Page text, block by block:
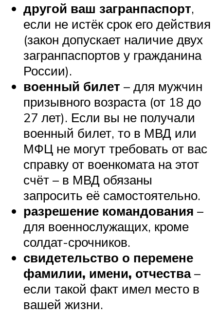
другой ваш загранпаспорт,
если не истёк срок его действия
(закон допускает наличие двух
загранпаспортов у гражданина
России).
военный билет – для мужчин
призывного возраста (от 18 до
27 лет). Если вы не получали
военный билет, то в МВД или
МФЦ не могут требовать от вас
справку от военкомата на этот
счёт – в МВД обязаны
запросить её самостоятельно.
разрешение командования –
для военнослужащих, кроме
солдат-срочников.
свидетельство о перемене
фамилии, имени, отчества–
если такой факт имел место в
вашей жизни.